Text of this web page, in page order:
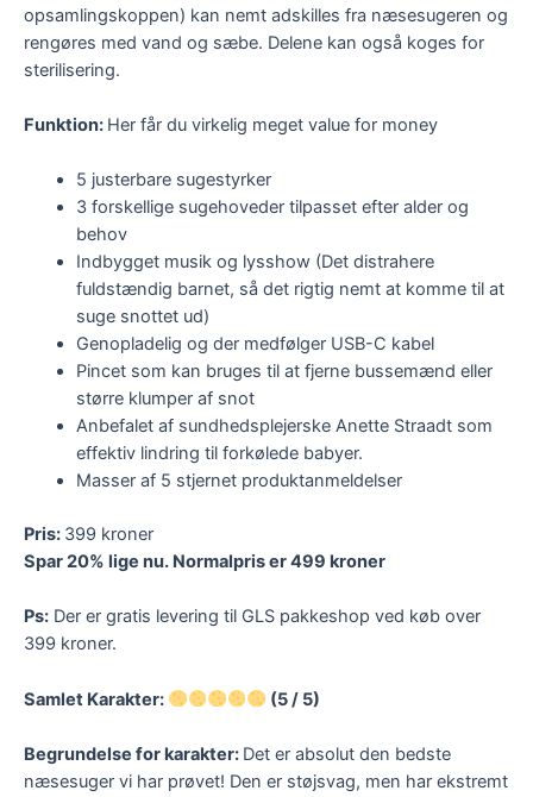
opsamlingskoppen) kan nemt adskilles fra næsesugeren og
rengøres med vand og sæbe. Delene kan også koges for
sterilisering.
Funktion: Her får du virkelig meget value for money
5 justerbare sugestyrker
3 forskellige sugehoveder tilpasset efter alder og
behov
Indbygget musik og lysshow (Det distrahere
fuldstændig barnet, så det rigtig nemt at komme til at
suge snottet ud)
Genopladelig og der medfølger USB-C kabel
Pincet som kan bruges til at fjerne bussemænd eller
større klumper af snot
Anbefalet af sundhedsplejerske Anette Straadt som
effektiv lindring til forkølede babyer.
Masser af 5 stjernet produktanmeldelser
Pris: 399 kroner
Spar 20% lige nu. Normalpris er 499 kroner
Ps: Der er gratis levering til GLS pakkeshop ved køb over
399 kroner.
Samlet Karakter: (5 / 5)
Begrundelse for karakter: Det er absolut den bedste
næsesuger vi har prøvet! Den er støjsvag, men har ekstremt